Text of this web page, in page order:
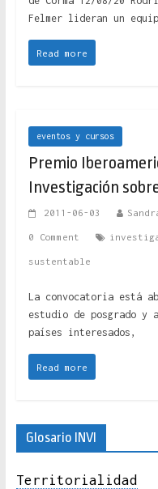
Felmer lideran un
Read more
eventos y cursos
Premio
Investigación
2011-06-03
0 Comment
sustentable
La convocatoria está
estudio de posgrado y
países interesados,
Read more
Glosario INVI
Territorialidad